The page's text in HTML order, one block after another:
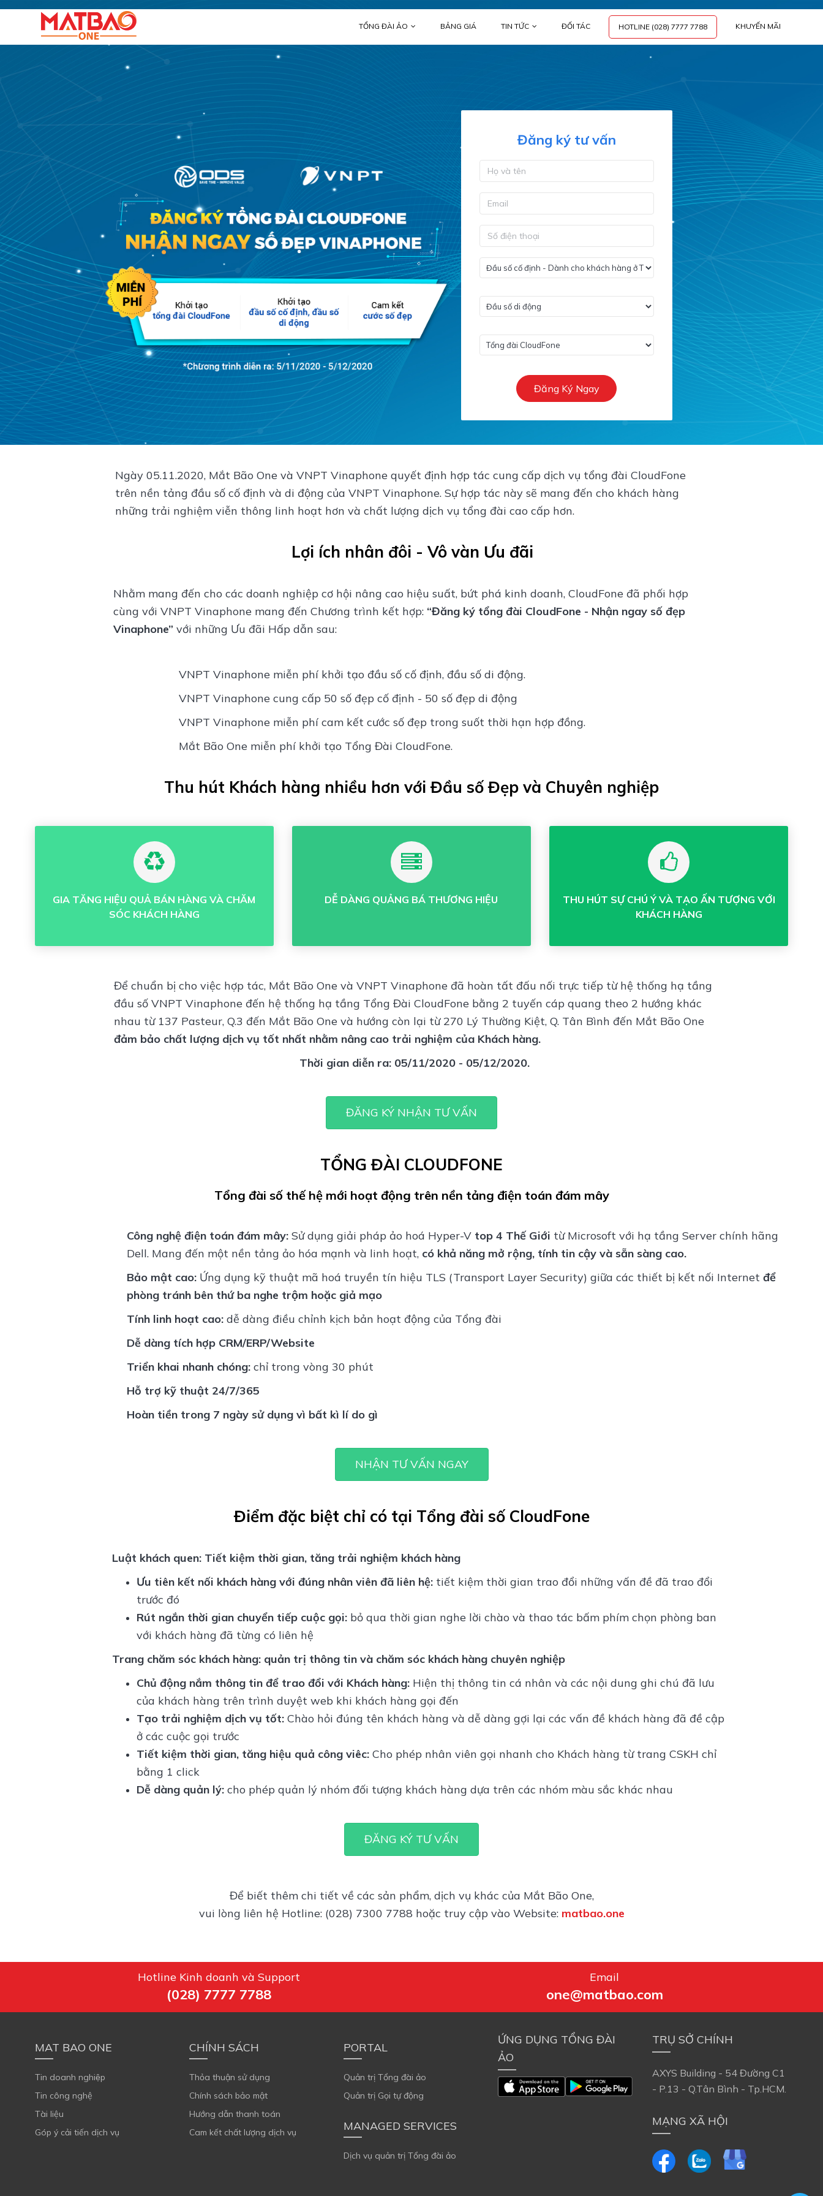
TỔNG ĐÀI ẢO BẢNG GIÁ TIN TỨC ĐỐI TÁC HOTLINE (028) 7777 7788 KHUYẾN MÃI
Đăng ký tư vấn
Đăng Ký Ngay
Ngày 05.11.2020, Mắt Bão One và VNPT Vinaphone quyết định hợp tác cung cấp dịch vụ tổng đài CloudFone
trên nền tảng đầu số cố định và di động của VNPT Vinaphone. Sự hợp tác này sẽ mang đến cho khách hàng
những trải nghiệm viễn thông linh hoạt hơn và chất lượng dịch vụ tổng đài cao cấp hơn.
Lợi ích nhân đôi - Vô vàn Ưu đãi
Nhằm mang đến cho các doanh nghiệp cơ hội nâng cao hiệu suất, bứt phá kinh doanh, CloudFone đã phối hợp
cùng với VNPT Vinaphone mang đến Chương trình kết hợp: “Đăng ký tổng đài CloudFone - Nhận ngay số đẹp
Vinaphone” với những Ưu đãi Hấp dẫn sau:
VNPT Vinaphone miễn phí khởi tạo đầu số cố định, đầu số di động.
VNPT Vinaphone cung cấp 50 số đẹp cố định - 50 số đẹp di động
VNPT Vinaphone miễn phí cam kết cước số đẹp trong suốt thời hạn hợp đồng.
Mắt Bão One miễn phí khởi tạo Tổng Đài CloudFone.
Thu hút Khách hàng nhiều hơn với Đầu số Đẹp và Chuyên nghiệp
GIA TĂNG HIỆU QUẢ BÁN HÀNG VÀ CHĂM
SÓC KHÁCH HÀNG
DỄ DÀNG QUẢNG BÁ THƯƠNG HIỆU
THU HÚT SỰ CHÚ Ý VÀ TẠO ẤN TƯỢNG VỚI
KHÁCH HÀNG
Để chuẩn bị cho việc hợp tác, Mắt Bão One và VNPT Vinaphone đã hoàn tất đấu nối trực tiếp từ hệ thống hạ tầng
đầu số VNPT Vinaphone đến hệ thống hạ tầng Tổng Đài CloudFone bằng 2 tuyến cáp quang theo 2 hướng khác
nhau từ 137 Pasteur, Q.3 đến Mắt Bão One và hướng còn lại từ 270 Lý Thường Kiệt, Q. Tân Bình đến Mắt Bão One
đảm bảo chất lượng dịch vụ tốt nhất nhằm nâng cao trải nghiệm của Khách hàng.
Thời gian diễn ra: 05/11/2020 - 05/12/2020.
ĐĂNG KÝ NHẬN TƯ VẤN
TỔNG ĐÀI CLOUDFONE
Tổng đài số thế hệ mới hoạt động trên nền tảng điện toán đám mây
Công nghệ điện toán đám mây: Sử dụng giải pháp ảo hoá Hyper-V top 4 Thế Giới từ Microsoft với hạ tầng Server chính hãng
Dell. Mang đến một nền tảng ảo hóa mạnh và linh hoạt, có khả năng mở rộng, tính tin cậy và sẵn sàng cao.
Bảo mật cao: Ứng dụng kỹ thuật mã hoá truyền tín hiệu TLS (Transport Layer Security) giữa các thiết bị kết nối Internet để
phòng tránh bên thứ ba nghe trộm hoặc giả mạo
Tính linh hoạt cao: dễ dàng điều chỉnh kịch bản hoạt động của Tổng đài
Dễ dàng tích hợp CRM/ERP/Website
Triển khai nhanh chóng: chỉ trong vòng 30 phút
Hỗ trợ kỹ thuật 24/7/365
Hoàn tiền trong 7 ngày sử dụng vì bất kì lí do gì
NHẬN TƯ VẤN NGAY
Điểm đặc biệt chỉ có tại Tổng đài số CloudFone
Luật khách quen: Tiết kiệm thời gian, tăng trải nghiệm khách hàng
Ưu tiên kết nối khách hàng với đúng nhân viên đã liên hệ: tiết kiệm thời gian trao đổi những vấn đề đã trao đổi
trước đó
Rút ngắn thời gian chuyển tiếp cuộc gọi: bỏ qua thời gian nghe lời chào và thao tác bấm phím chọn phòng ban
với khách hàng đã từng có liên hệ
Trang chăm sóc khách hàng: quản trị thông tin và chăm sóc khách hàng chuyên nghiệp
Chủ động nắm thông tin để trao đổi với Khách hàng: Hiện thị thông tin cá nhân và các nội dung ghi chú đã lưu
của khách hàng trên trình duyệt web khi khách hàng gọi đến
Tạo trải nghiệm dịch vụ tốt: Chào hỏi đúng tên khách hàng và dễ dàng gợi lại các vấn đề khách hàng đã đề cập
ở các cuộc gọi trước
Tiết kiệm thời gian, tăng hiệu quả công viêc: Cho phép nhân viên gọi nhanh cho Khách hàng từ trang CSKH chỉ
bằng 1 click
Dễ dàng quản lý: cho phép quản lý nhóm đối tượng khách hàng dựa trên các nhóm màu sắc khác nhau
ĐĂNG KÝ TƯ VẤN
Để biết thêm chi tiết về các sản phẩm, dịch vụ khác của Mắt Bão One,
vui lòng liên hệ Hotline: (028) 7300 7788 hoặc truy cập vào Website: matbao.one
Hotline Kinh doanh và Support
(028) 7777 7788
Email
one@matbao.com
MAT BAO ONE
Tin doanh nghiệp
Tin công nghệ
Tài liệu
Góp ý cải tiến dịch vụ
CHÍNH SÁCH
Thỏa thuận sử dụng
Chính sách bảo mật
Hướng dẫn thanh toán
Cam kết chất lượng dịch vụ
PORTAL
Quản trị Tổng đài ảo
Quản trị Gọi tự động
MANAGED SERVICES
Dịch vụ quản trị Tổng đài ảo
ỨNG DỤNG TỔNG ĐÀI
ẢO
TRỤ SỞ CHÍNH
AXYS Building - 54 Đường C1
- P.13 - Q.Tân Bình - Tp.HCM.
MẠNG XÃ HỘI